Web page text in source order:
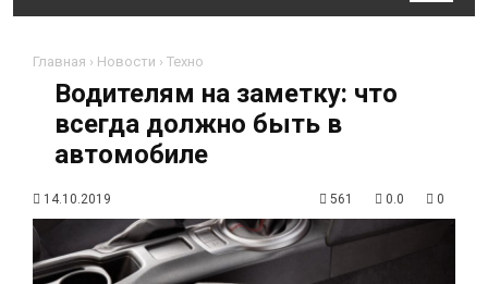
Главная › Новости › Техно
Водителям на заметку: что
всегда должно быть в
автомобиле
14.10.2019 561 0.0 0